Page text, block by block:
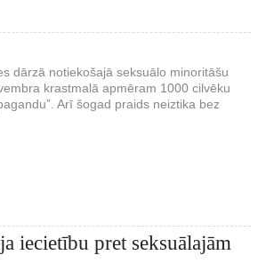
dārzā notiekošajā seksuālo minoritāšu
krastmalā apmēram 1000 cilvēku
Arī šogad praids neiztika bez
iecietību pret seksuālajām